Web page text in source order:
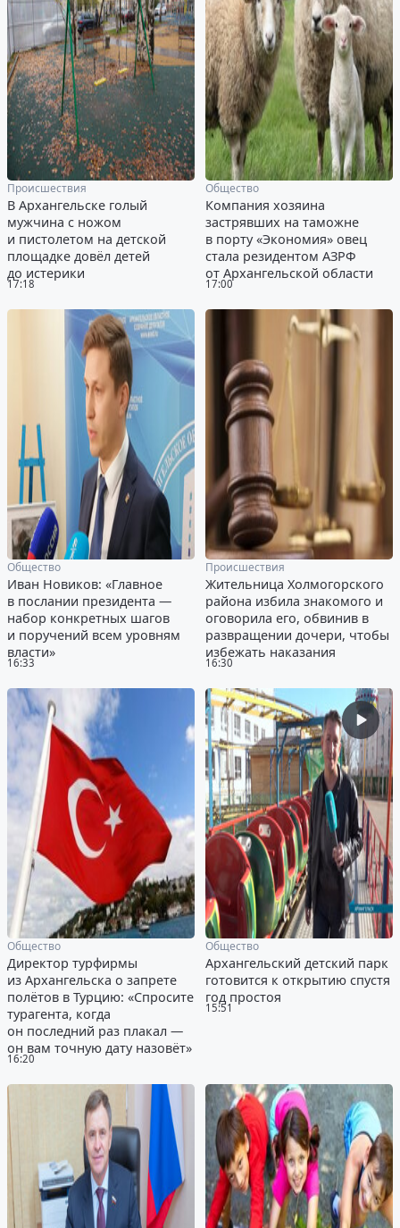
17:18
Происшествия
В Архангельске голый
мужчина с ножом
и пистолетом на детской
площадке довёл детей
до истерики
17:00
Общество
Компания хозяина
застрявших на таможне
в порту «Экономия» овец
стала резидентом АЗРФ
от Архангельской области
16:33
Общество
Иван Новиков: «Главное
в послании президента —
набор конкретных шагов
и поручений всем уровням
власти»
16:30
Происшествия
Жительница Холмогорского
района избила знакомого и
оговорила его, обвинив в
развращении дочери, чтобы
избежать наказания
16:20
Общество
Директор турфирмы
из Архангельска о запрете
полётов в Турцию: «Спросите
турагента, когда
он последний раз плакал —
он вам точную дату назовёт»
15:51
Общество
Архангельский детский парк
готовится к открытию спустя
год простоя